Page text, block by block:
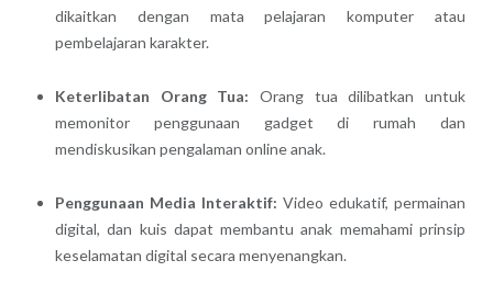
dikaitkan dengan mata pelajaran komputer atau
pembelajaran karakter.
Keterlibatan Orang Tua: Orang tua dilibatkan untuk
memonitor penggunaan gadget di rumah dan
mendiskusikan pengalaman online anak.
Penggunaan Media Interaktif: Video edukatif, permainan
digital, dan kuis dapat membantu anak memahami prinsip
keselamatan digital secara menyenangkan.